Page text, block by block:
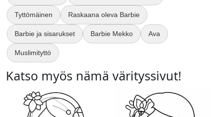
Tyttömäinen Raskaana oleva Barbie
Barbie ja sisarukset Barbie Mekko Ava
Muslimityttö
Katso myös nämä värityssivut!